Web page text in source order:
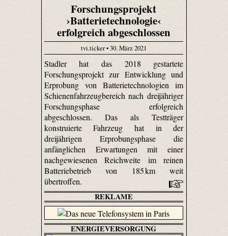
Forschungsprojekt
›Batterietechnologie‹
erfolgreich abgeschlossen
tvi.ticker • 30. März 2021
Stadler hat das 2018 gestartete
Forschungsprojekt zur Entwicklung und
Erprobung von Batterietechnologien im
Schienenfahrzeugbereich nach dreijähriger
Forschungsphase erfolgreich
abgeschlossen. Das als Testträger
konstruierte Fahrzeug hat in der
dreijährigen Erprobungsphase die
anfänglichen Erwartungen mit einer
nachgewiesenen Reichweite im reinen
Batteriebetrieb von 185 km weit
übertroffen.
REKLAME
ENERGIEVERSORGUNG